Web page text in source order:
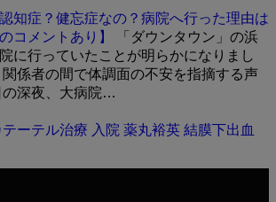
知症？健忘症なの？病院へ行った理由は
コメントあり】
「ダウンタウン」の浜
に行っていたことが明らかになりまし
係者の間で体調面の不安を指摘する声
の深夜、大病院…
テーテル治療 入院 薬丸裕英 結膜下出血